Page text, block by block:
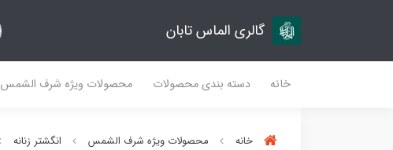
گالری الماس تابان
خانه دسته بندی محصولات محصولات ویژه شرف الشمس
خانه محصولات ویژه شرف الشمس انگشتر زنانه